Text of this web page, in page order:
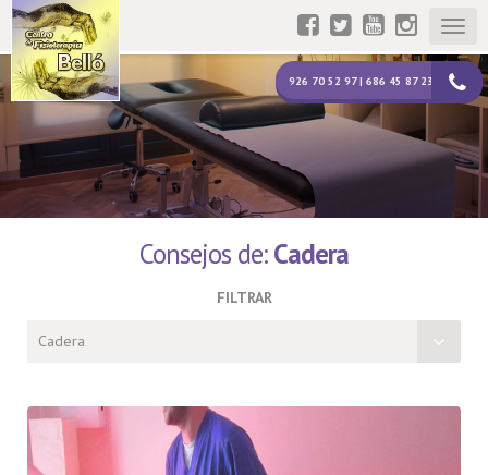
926 70 52 97 | 686 45 87 23
Consejos de:Cadera
FILTRAR
Cadera